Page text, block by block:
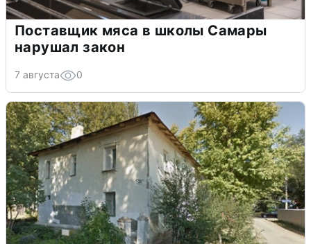
Поставщик мяса в школы Самары
нарушал закон
7 августа 0